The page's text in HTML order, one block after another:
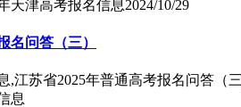
天津高考报名信息2024/10/29
名问答（三）
,江苏省2025年普通高考报名问答（三